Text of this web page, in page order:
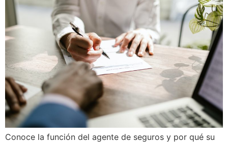
Conoce la función del agente de seguros y por qué su